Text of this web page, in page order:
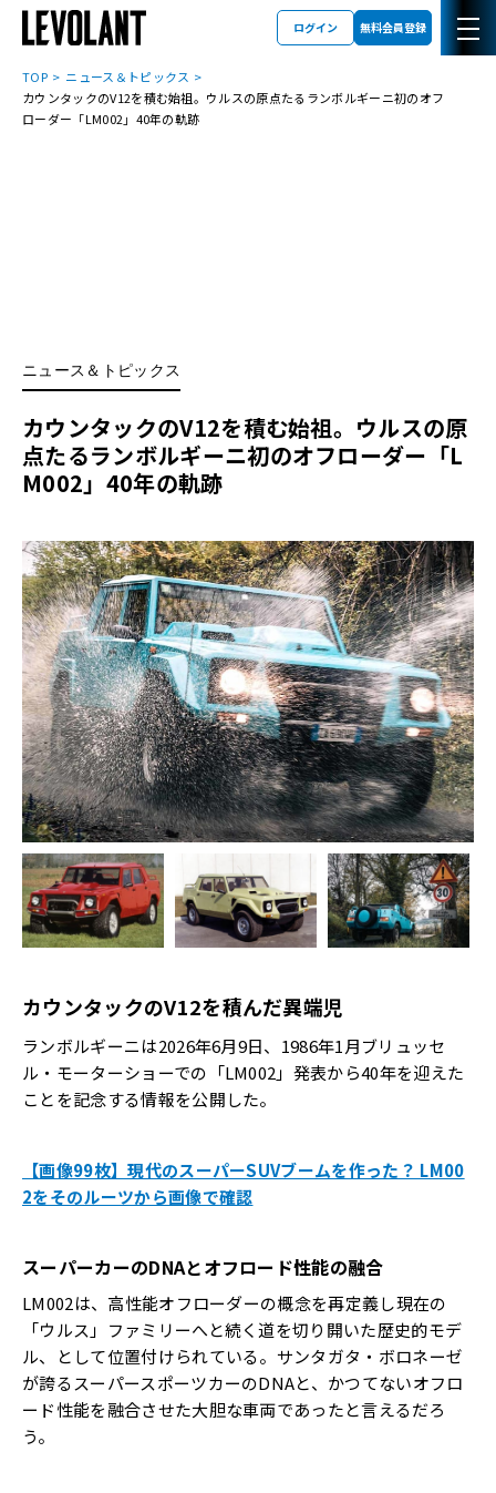
ログイン 無料会員登録
TOP
ニュース＆トピックス
カウンタックのV12を積む始祖。ウルスの原点たるランボルギーニ初のオフ
ローダー「LM002」40年の軌跡
ニュース＆トピックス
カウンタックのV12を積む始祖。ウルスの原
点たるランボルギーニ初のオフローダー「L
M002」40年の軌跡
カウンタックのV12を積んだ異端児
ランボルギーニは2026年6月9日、1986年1月ブリュッセ
ル・モーターショーでの「LM002」発表から40年を迎えた
ことを記念する情報を公開した。
【画像99枚】現代のスーパーSUVブームを作った？ LM00
2をそのルーツから画像で確認
スーパーカーのDNAとオフロード性能の融合
LM002は、高性能オフローダーの概念を再定義し現在の
「ウルス」ファミリーへと続く道を切り開いた歴史的モデ
ル、として位置付けられている。サンタガタ・ボロネーゼ
が誇るスーパースポーツカーのDNAと、かつてないオフロ
ード性能を融合させた大胆な車両であったと言えるだろ
う。